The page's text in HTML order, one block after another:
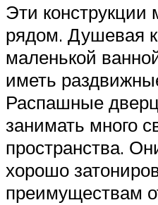
Эти конструкции
рядом. Душевая
маленькой
иметь
Распашные
занимать много
пространства.
хорошо
преимуществам